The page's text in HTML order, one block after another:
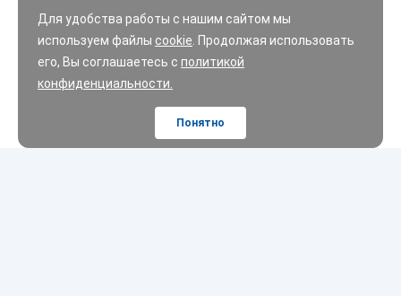
Для удобства работы с нашим сайтом мы
используем файлы cookie . Продолжая использовать
его, Вы соглашаетесь с политикой
конфиденциальности.
Понятно